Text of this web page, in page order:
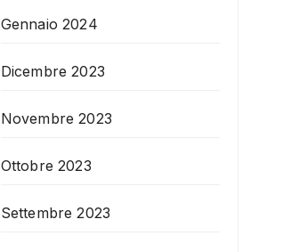
Gennaio 2024
Dicembre 2023
Novembre 2023
Ottobre 2023
Settembre 2023